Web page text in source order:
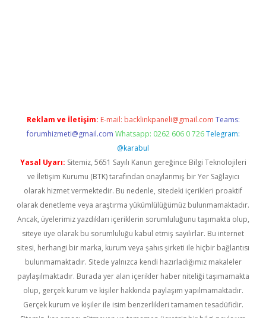
Reklam ve İletişim: E-mail: backlinkpaneli@gmail.com Teams:
forumhizmeti@gmail.com Whatsapp: 0262 606 0 726 Telegram:
@karabul
Yasal Uyarı: Sitemiz, 5651 Sayılı Kanun gereğince Bilgi Teknolojileri
ve İletişim Kurumu (BTK) tarafından onaylanmış bir Yer Sağlayıcı
olarak hizmet vermektedir. Bu nedenle, sitedeki içerikleri proaktif
olarak denetleme veya araştırma yükümlülüğümüz bulunmamaktadır.
Ancak, üyelerimiz yazdıkları içeriklerin sorumluluğunu taşımakta olup,
siteye üye olarak bu sorumluluğu kabul etmiş sayılırlar. Bu internet
sitesi, herhangi bir marka, kurum veya şahıs şirketi ile hiçbir bağlantısı
bulunmamaktadır. Sitede yalnızca kendi hazırladığımız makaleler
paylaşılmaktadır. Burada yer alan içerikler haber niteliği taşımamakta
olup, gerçek kurum ve kişiler hakkında paylaşım yapılmamaktadır.
Gerçek kurum ve kişiler ile isim benzerlikleri tamamen tesadüfidir.